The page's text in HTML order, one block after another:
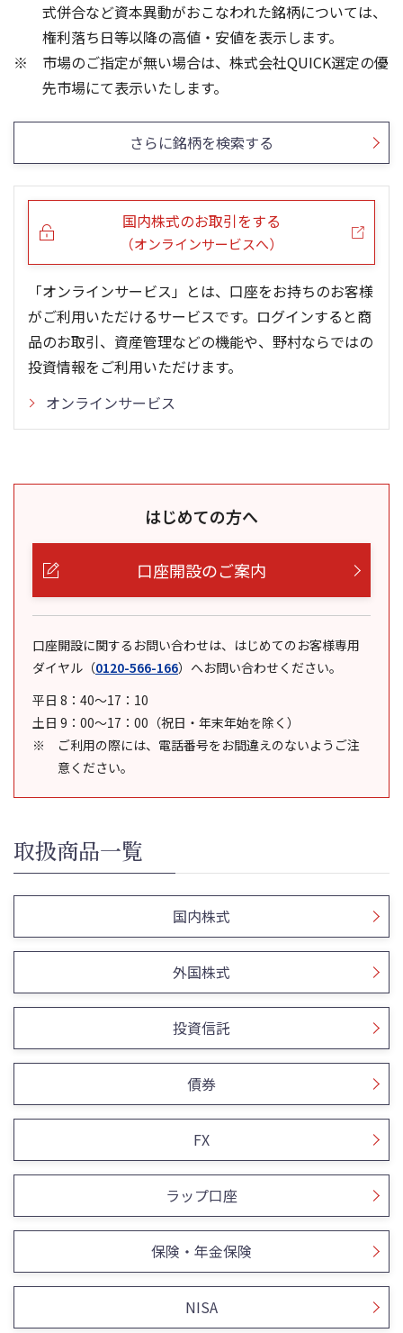
25/12
25/10
25/08
25/06
25/04
10
100
式併合など資本異動がおこなわれた銘柄については、
権利落ち日等以降の高値・安値を表示します。
市場のご指定が無い場合は、株式会社QUICK選定の優
先市場にて表示いたします。
さらに銘柄を検索する
国内株式のお取引をする
（オンラインサービスへ）
「オンラインサービス」とは、口座をお持ちのお客様
がご利用いただけるサービスです。ログインすると商
品のお取引、資産管理などの機能や、野村ならではの
投資情報をご利用いただけます。
オンラインサービス
はじめての方へ
口座開設のご案内
口座開設に関するお問い合わせは、はじめてのお客様専用
ダイヤル （0120-566-166） へお問い合わせください。
平日 8：40～17：10
土日 9：00～17：00（祝日・年末年始を除く）
ご利用の際には、電話番号をお間違えのないようご注
意ください。
取扱商品一覧
国内株式
外国株式
投資信託
債券
FX
ラップ口座
保険・年金保険
NISA